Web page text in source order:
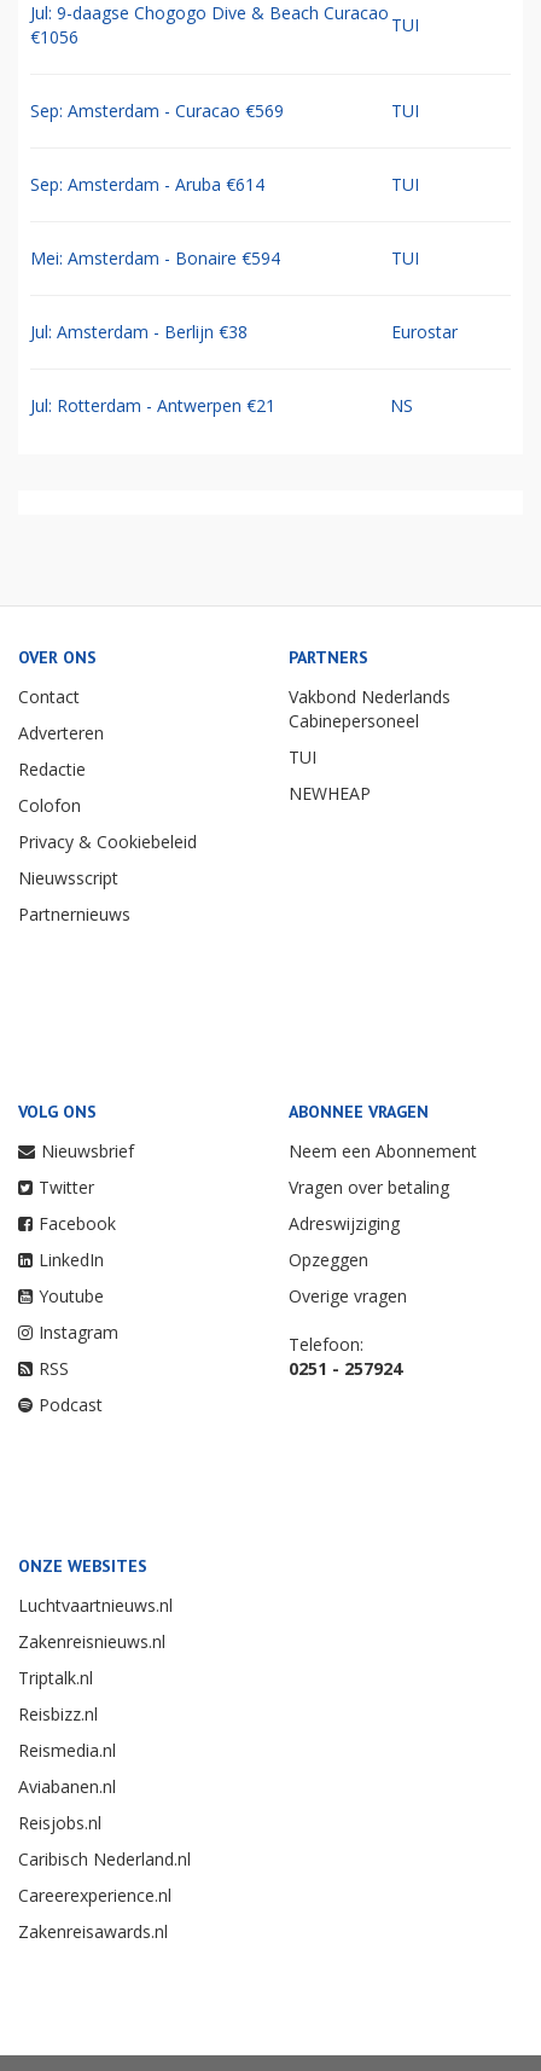
Jul: 9-daagse Chogogo Dive & Beach Curacao
€1056
TUI
Sep: Amsterdam - Curacao €569 TUI
Sep: Amsterdam - Aruba €614 TUI
Mei: Amsterdam - Bonaire €594 TUI
Jul: Amsterdam - Berlijn €38 Eurostar
Jul: Rotterdam - Antwerpen €21 NS
OVER ONS
Contact
Adverteren
Redactie
Colofon
Privacy & Cookiebeleid
Nieuwsscript
Partnernieuws
PARTNERS
Vakbond Nederlands
Cabinepersoneel
TUI
NEWHEAP
VOLG ONS
Nieuwsbrief
Twitter
Facebook
LinkedIn
Youtube
Instagram
RSS
Podcast
ABONNEE VRAGEN
Neem een Abonnement
Vragen over betaling
Adreswijziging
Opzeggen
Overige vragen
Telefoon:
0251 - 257924
ONZE WEBSITES
Luchtvaartnieuws.nl
Zakenreisnieuws.nl
Triptalk.nl
Reisbizz.nl
Reismedia.nl
Aviabanen.nl
Reisjobs.nl
Caribisch Nederland.nl
Careerexperience.nl
Zakenreisawards.nl